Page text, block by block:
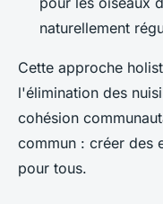
naturellement
Cette approche
l'élimination des
cohésion
commun : créer des
pour tous.